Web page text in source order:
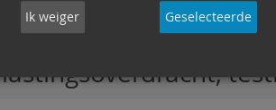
WU-350x3,0-60
Ik weiger Geselecteerde